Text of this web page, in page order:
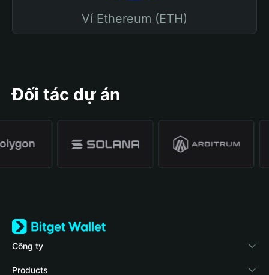
Ví Ethereum (ETH)
Đối tác dự án
Công ty
Về Bitget Wallet
Products